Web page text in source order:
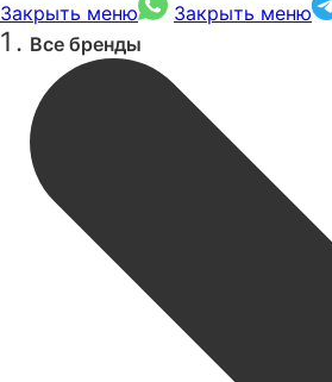
Закрыть меню
Закрыть меню
Все бренды